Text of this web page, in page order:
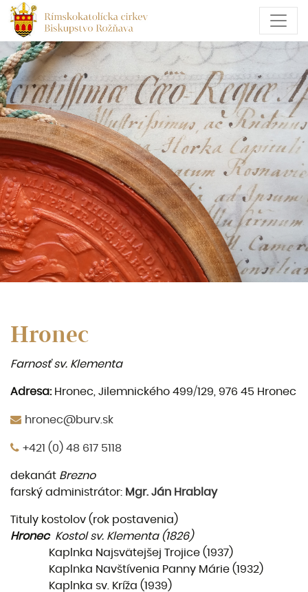
Hronec
Farnosť sv. Klementa
Adresa: Hronec, Jilemnického 499/129, 976 45 Hronec
hronec@burv.sk
+421 (0) 48 617 5118
dekanát Brezno
farský administrátor: Mgr. Ján Hrablay
Tituly kostolov (rok postavenia)
Hronec Kostol sv. Klementa (1826)
Kaplnka Najsvätejšej Trojice (1937)
Kaplnka Navštívenia Panny Márie (1932)
Kaplnka sv. Kríža (1939)